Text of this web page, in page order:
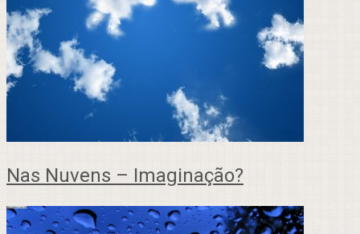
Nas Nuvens – Imaginação?